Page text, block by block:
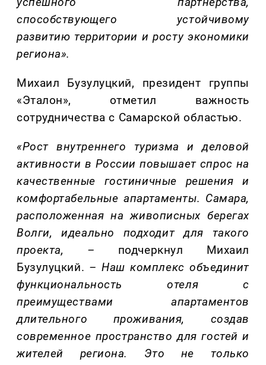
способствующего устойчивому
развитию территории и росту экономики
региона».
Михаил Бузулуцкий, президент группы
«Эталон», отметил важность
сотрудничества с Самарской областью.
«Рост внутреннего туризма и деловой
активности в России повышает спрос на
качественные гостиничные решения и
комфортабельные апартаменты. Самара,
расположенная на живописных берегах
Волги, идеально подходит для такого
проекта,
– подчеркнул Михаил
Бузулуцкий. – Наш комплекс объединит
функциональность отеля с
преимуществами апартаментов
длительного проживания, создав
современное пространство для гостей и
жителей региона. Это не только